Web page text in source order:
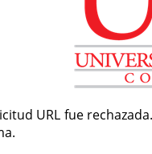
URL fue